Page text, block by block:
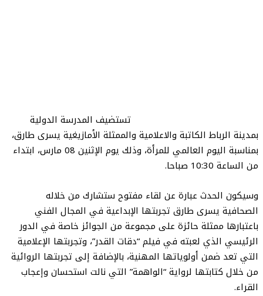
تستضيف المدرسة الدولية
بمدينة الرباط الكاتبة والاعلامية والممثلة الأمازيغية يسرى طارق،
بمناسبة اليوم العالمي للمرأة، وذلك يوم الإثنين 08 مارس، ابتداء
من الساعة 10:30 صباحا.
وسيكون الحدث عبارة عن لقاء مفتوح ستشارك من خلاله
الصحافية يسرى طارق تجربتها الإبداعية في المجال الفني
باعتبارها ممثلة حائزة على مجموعة من الجوائز خاصة في الدور
الرئيسي الذي لعبته في فيلم “دقات القدر”، وتجربتها الإعلامية
التي تعد ضمن أولوياتها المهنية، بالإضافة إلى تجربتها الروائية
من خلال كتابتها لرواية “الواهمة” التي نالت استحسان وإعجاب
القراء.